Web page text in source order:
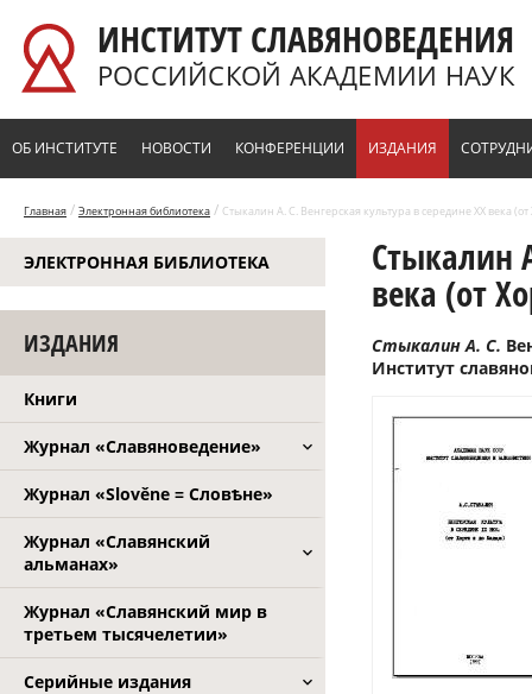
ИНСТИТУТ СЛАВЯНОВЕДЕНИЯ
РОССИЙСКОЙ АКАДЕМИИ НАУК
ОБ ИНСТИТУТЕ НОВОСТИ КОНФЕРЕНЦИИ ИЗДАНИЯ
Главная / Электронная библиотека / Стыкалин А. С. Венгерская культура в середине XX века
ЭЛЕКТРОННАЯ БИБЛИОТЕКА
ИЗДАНИЯ
Книги
Журнал «Славяноведение»
Журнал «Slověne = Словѣне»
Журнал «Славянский
альманах»
Журнал «Славянский мир в
третьем тысячелетии»
Серийные издания
Стыкалин
века (от
Стыкалин А. С.
Институт